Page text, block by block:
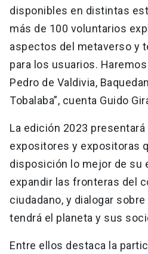
disponibles en distintas
más de 100 voluntarios
aspectos del metaverso y
para los usuarios.
Pedro de Valdivia,
Tobalaba”, cuenta Guido
La edición 2023 presentará
expositores y expositoras
disposición lo mejor de su
expandir las fronteras del
ciudadano, y dialogar
tendrá el planeta y sus
Entre ellos destaca la